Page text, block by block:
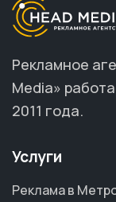
Рекламное
Media»
2011 года.
Услуги
Реклама в